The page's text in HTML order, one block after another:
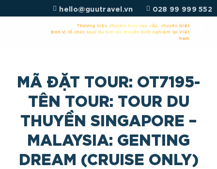
đến
hello@guutravel.vn 028 99 999 552
Thương hiệu chuyên tour cao cấp, chuyên biệt
Đơn vị tổ chức tour du lịch du thuyền kinh nghiệm tại Việt
Nam
MÃ ĐẶT TOUR: OT7195-
TÊN TOUR: TOUR DU
THUYỀN SINGAPORE –
MALAYSIA: GENTING
DREAM (CRUISE ONLY)